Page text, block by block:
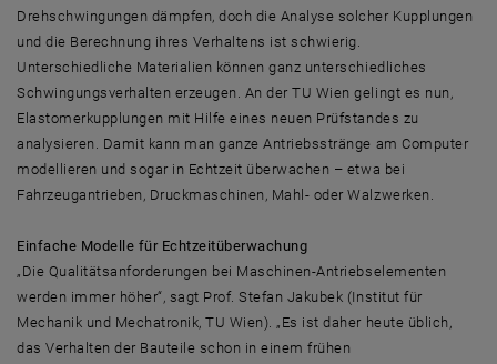
Drehschwingungen dämpfen, doch die Analyse solcher Kupplungen
und die Berechnung ihres Verhaltens ist schwierig.
Unterschiedliche Materialien können ganz unterschiedliches
Schwingungsverhalten erzeugen. An der TU Wien gelingt es nun,
Elastomerkupplungen mit Hilfe eines neuen Prüfstandes zu
analysieren. Damit kann man ganze Antriebsstränge am Computer
modellieren und sogar in Echtzeit überwachen – etwa bei
Fahrzeugantrieben, Druckmaschinen, Mahl- oder Walzwerken.
Einfache Modelle für Echtzeitüberwachung
„Die Qualitätsanforderungen bei Maschinen-Antriebselementen
werden immer höher“, sagt Prof. Stefan Jakubek (Institut für
Mechanik und Mechatronik, TU Wien). „Es ist daher heute üblich,
das Verhalten der Bauteile schon in einem frühen